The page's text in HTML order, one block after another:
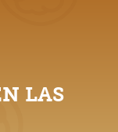
LAS